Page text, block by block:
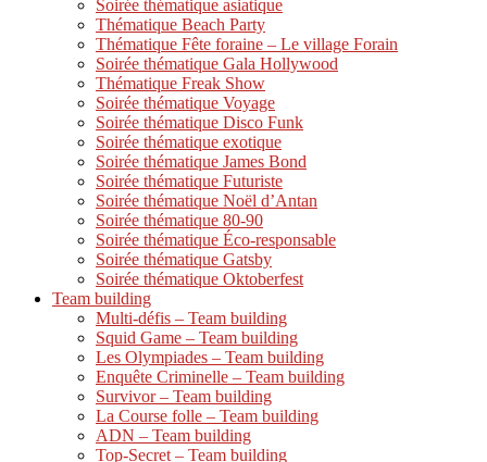
Soirée thématique asiatique
Thématique Beach Party
Thématique Fête foraine – Le village Forain
Soirée thématique Gala Hollywood
Thématique Freak Show
Soirée thématique Voyage
Soirée thématique Disco Funk
Soirée thématique exotique
Soirée thématique James Bond
Soirée thématique Futuriste
Soirée thématique Noël d’Antan
Soirée thématique 80-90
Soirée thématique Éco-responsable
Soirée thématique Gatsby
Soirée thématique Oktoberfest
Team building
Multi-défis – Team building
Squid Game – Team building
Les Olympiades – Team building
Enquête Criminelle – Team building
Survivor – Team building
La Course folle – Team building
ADN – Team building
Top-Secret – Team building